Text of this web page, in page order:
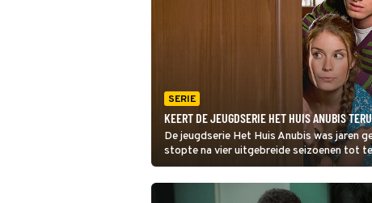
SERIE
KEERT DE JEUGDSERIE HET HUIS ANUBIS
De jeugdserie Het Huis Anubis was jaren
stopte na vier uitgebreide seizoenen tot
nog steeds pleiten voor een terugkeer.